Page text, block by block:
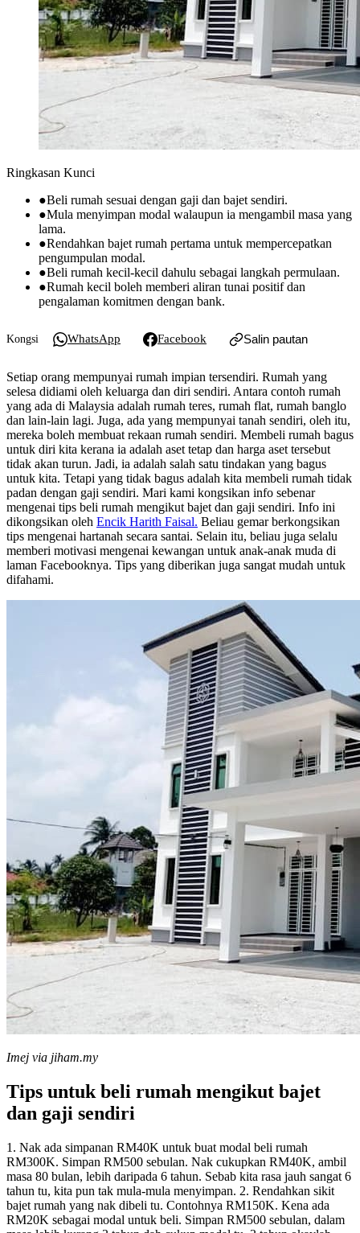
Ringkasan Kunci
●Beli rumah sesuai dengan gaji dan bajet sendiri.
●Mula menyimpan modal walaupun ia mengambil masa yang
lama.
●Rendahkan bajet rumah pertama untuk mempercepatkan
pengumpulan modal.
●Beli rumah kecil-kecil dahulu sebagai langkah permulaan.
●Rumah kecil boleh memberi aliran tunai positif dan
pengalaman komitmen dengan bank.
Kongsi WhatsApp Facebook Salin pautan
Setiap orang mempunyai rumah impian tersendiri. Rumah yang
selesa didiami oleh keluarga dan diri sendiri. Antara contoh rumah
yang ada di Malaysia adalah rumah teres, rumah flat, rumah banglo
dan lain-lain lagi. Juga, ada yang mempunyai tanah sendiri, oleh itu,
mereka boleh membuat rekaan rumah sendiri. Membeli rumah bagus
untuk diri kita kerana ia adalah aset tetap dan harga aset tersebut
tidak akan turun. Jadi, ia adalah salah satu tindakan yang bagus
untuk kita. Tetapi yang tidak bagus adalah kita membeli rumah tidak
padan dengan gaji sendiri. Mari kami kongsikan info sebenar
mengenai tips beli rumah mengikut bajet dan gaji sendiri. Info ini
dikongsikan oleh Encik Harith Faisal. Beliau gemar berkongsikan
tips mengenai hartanah secara santai. Selain itu, beliau juga selalu
memberi motivasi mengenai kewangan untuk anak-anak muda di
laman Facebooknya. Tips yang diberikan juga sangat mudah untuk
difahami.
Imej via jiham.my
Tips untuk beli rumah mengikut bajet
dan gaji sendiri
1. Nak ada simpanan RM40K untuk buat modal beli rumah
RM300K. Simpan RM500 sebulan. Nak cukupkan RM40K, ambil
masa 80 bulan, lebih daripada 6 tahun. Sebab kita rasa jauh sangat 6
tahun tu, kita pun tak mula-mula menyimpan. 2. Rendahkan sikit
bajet rumah yang nak dibeli tu. Contohnya RM150K. Kena ada
RM20K sebagai modal untuk beli. Simpan RM500 sebulan, dalam